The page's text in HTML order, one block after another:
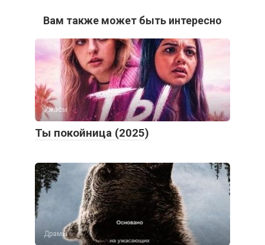
Вам также может быть интересно
Ужасы
Ты покойница (2025)
Драмы